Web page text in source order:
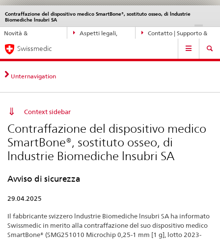
Navigazione
diretta:
novità,
aspetti
legali,
contatto
Novità &
Aspetti legali,
Contatto | Supporto &
Contraffazione del dispositivo medico SmartBone®, sostituto osseo, di lndustrie
Biomediche lnsubri SA
DE IT
Service
navigation
Navigation
Swissmedic
Unternavigation
Context sidebar
Contraffazione del dispositivo medico
SmartBone®, sostituto osseo, di
lndustrie Biomediche lnsubri SA
Avviso di sicurezza
29.04.2025
Il fabbricante svizzero lndustrie Biomediche lnsubri SA ha informato
Swissmedic in merito alla contraffazione del suo dispositivo medico
SmartBone® (SMG251010 Microchip 0,25-1 mm [1 g], lotto 2023-